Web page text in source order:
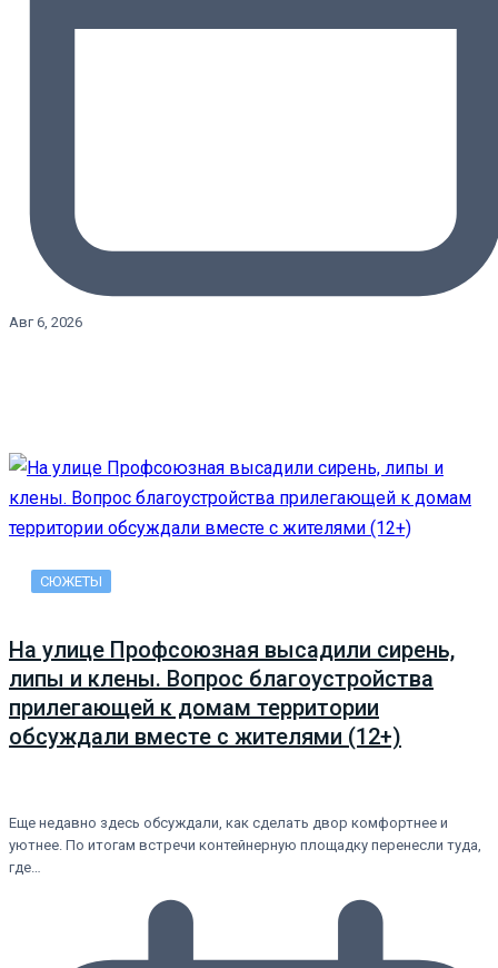
Авг 6, 2026
СЮЖЕТЫ
На улице Профсоюзная высадили сирень,
липы и клены. Вопрос благоустройства
прилегающей к домам территории
обсуждали вместе с жителями (12+)
Еще недавно здесь обсуждали, как сделать двор комфортнее и
уютнее. По итогам встречи контейнерную площадку перенесли туда,
где…